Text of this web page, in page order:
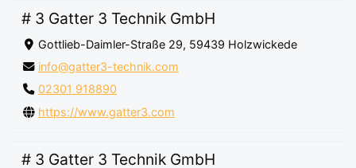
# 3 Gatter 3 Technik GmbH
Gottlieb-Daimler-Straße 29, 59439 Holzwickede
info@gatter3-technik.com
02301 918890
https://www.gatter3.com
# 3 Gatter 3 Technik GmbH